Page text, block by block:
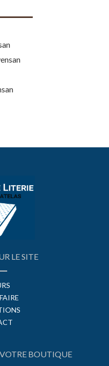
LE SITE
BOUTIQUE